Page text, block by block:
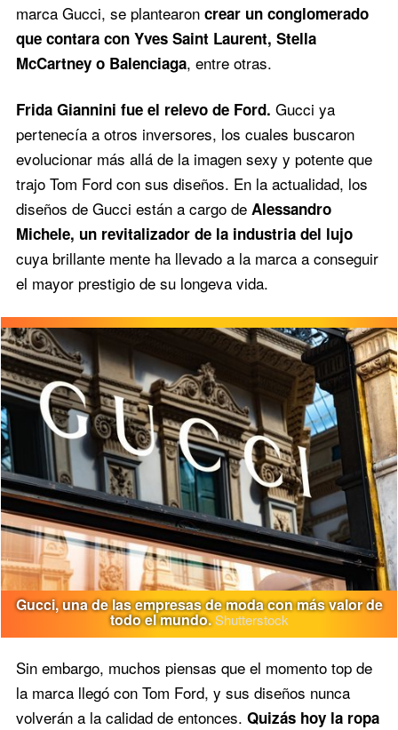
marca Gucci, se plantearon crear un conglomerado
que contara con Yves Saint Laurent, Stella
McCartney o Balenciaga, entre otras.
Frida Giannini fue el relevo de Ford. Gucci ya
pertenecía a otros inversores, los cuales buscaron
evolucionar más allá de la imagen sexy y potente que
trajo Tom Ford con sus diseños. En la actualidad, los
diseños de Gucci están a cargo de Alessandro
Michele, un revitalizador de la industria del lujo
cuya brillante mente ha llevado a la marca a conseguir
el mayor prestigio de su longeva vida.
Gucci, una de las empresas de moda con más valor de
todo el mundo.Shutterstock
Sin embargo, muchos piensas que el momento top de
la marca llegó con Tom Ford, y sus diseños nunca
volverán a la calidad de entonces. Quizás hoy la ropa